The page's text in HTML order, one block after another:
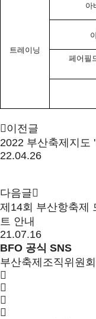
트레이닝
아
페어필
이전글
2022 부산축제지도
22.04.26
다음글
제14회 부산항축제
트 안내
21.07.16
BFO 공식 SNS
부산축제조직위원